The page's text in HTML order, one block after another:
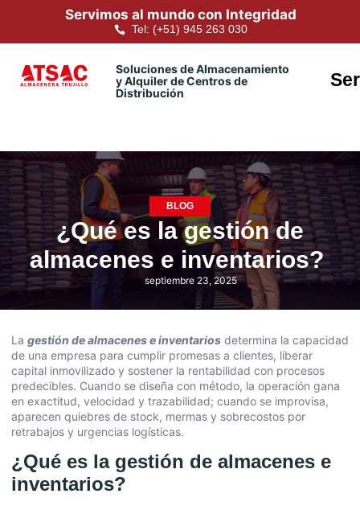
Servimos al mundo con Integridad
Tel: (+51) 945 263 030
Soluciones de Almacenamiento
y Alquiler de Centros de
Distribución
BLOG
¿Qué es la gestión de
almacenes e inventarios?
septiembre 23, 2025
La gestión de almacenes e inventarios determina la capacidad
de una empresa para cumplir promesas a clientes, liberar
capital inmovilizado y sostener la rentabilidad con procesos
predecibles. Cuando se diseña con método, la operación gana
en exactitud, velocidad y trazabilidad; cuando se improvisa,
aparecen quiebres de stock, mermas y sobrecostos por
retrabajos y urgencias logísticas.
¿Qué es la gestión de almacenes e
inventarios?